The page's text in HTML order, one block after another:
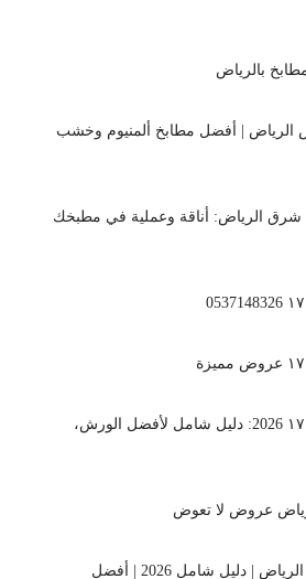
بالرياض
الرياض | أفضل مطابخ ألمنيوم وخشب
شرق الرياض: أناقة وعملية في مطبخك
مطابخ الرياض مخرج ١٧ 2026: دليل شامل لأفضل الورش،
عروض لا تعوض
تفصيل مطابخ الرمال الرياض | دليل شامل 2026 | أفضل